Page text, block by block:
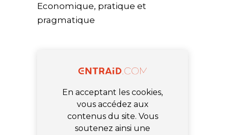
Economique, pratique et
pragmatique
En acceptant les cookies,
vous accédez aux
contenus du site. Vous
soutenez ainsi une